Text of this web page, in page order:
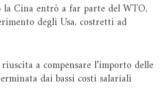
Cina entrò a far parte del WTO,
degli Usa, costretti ad
a compensare l’importo delle
dai bassi costi salariali